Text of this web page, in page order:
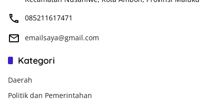
085211617471
emailsaya@gmail.com
Kategori
Daerah
Politik dan Pemerintahan